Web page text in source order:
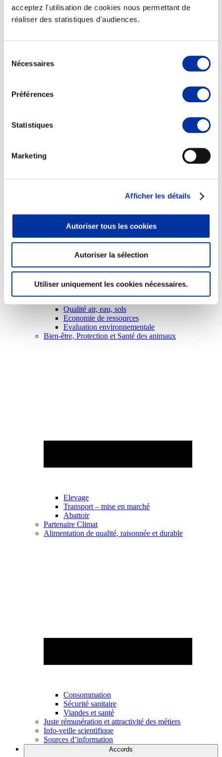
acceptez l'utilisation de cookies nous permettant de
réaliser des statistiques d'audiences.
Nécessaires
Préférences
Statistiques
Marketing
Afficher les détails
Autoriser tous les cookies
Autoriser la sélection
Utiliser uniquement les cookies nécessaires.
Viande et climat
Valorisation de l’herbe
Qualité air, eau, sols
Economie de ressources
Evaluation environnementale
Bien-être, Protection et Santé des animaux
Elevage
Transport – mise en marché
Abattoir
Partenaire Climat
Alimentation de qualité, raisonnée et durable
Consommation
Sécurité sanitaire
Viandes et santé
Juste rémunération et attractivité des métiers
Info-veille scientifique
Sources d’information
Accords